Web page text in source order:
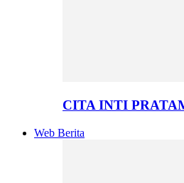
CITA INTI
Web Berita